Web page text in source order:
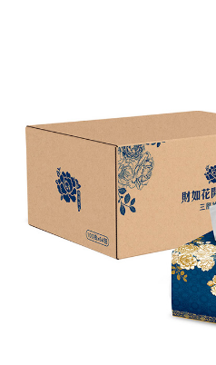
【注意事項】
1.本服務係由「台灣大哥大股份有限公
用戶於交易時，得透過本服務購買商品
買賣價金債權讓與本公司後，依約使用
2.基於同意付款使用「大哥付你分期」
資料（包含姓名、電話或地址）提供予
由本公司與您本人進行分期帳單所需資
3.完整用戶服務條款，請詳閱以下連結：